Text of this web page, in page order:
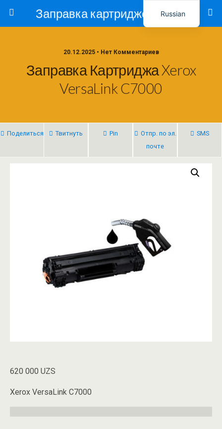
Заправка картриджей в Ташкенте – Тонер-Ресурс
20.12.2025 • Нет Комментариев
Заправка Картриджа Xerox
VersaLink C7000
Поделиться Твитнуть Pin
Отпр. по эл.
почте
SMS
620 000 UZS
Xerox VersaLink C7000
Russian
Uzbek